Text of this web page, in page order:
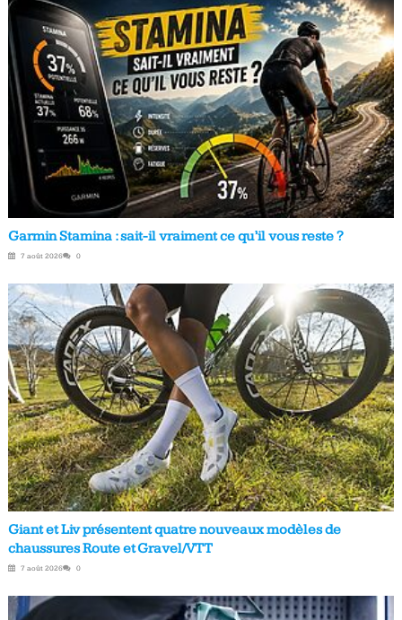
Garmin Stamina : sait-il vraiment ce qu’il vous reste ?
7 août 2026 0
Giant et Liv présentent quatre nouveaux modèles de
chaussures Route et Gravel/VTT
7 août 2026 0